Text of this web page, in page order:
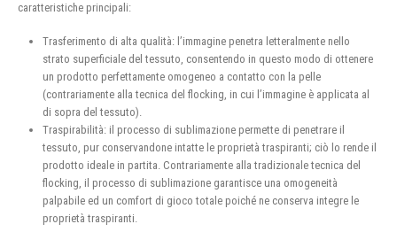
caratteristiche principali:
Trasferimento di alta qualità: l’immagine penetra letteralmente nello
strato superficiale del tessuto, consentendo in questo modo di ottenere
un prodotto perfettamente omogeneo a contatto con la pelle
(contrariamente alla tecnica del flocking, in cui l’immagine è applicata al
di sopra del tessuto).
Traspirabilità: il processo di sublimazione permette di penetrare il
tessuto, pur conservandone intatte le proprietà traspiranti; ciò lo rende il
prodotto ideale in partita. Contrariamente alla tradizionale tecnica del
flocking, il processo di sublimazione garantisce una omogeneità
palpabile ed un comfort di gioco totale poiché ne conserva integre le
proprietà traspiranti.